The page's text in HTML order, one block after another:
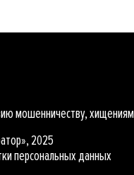
мошенничеству,
2025
персональных данных